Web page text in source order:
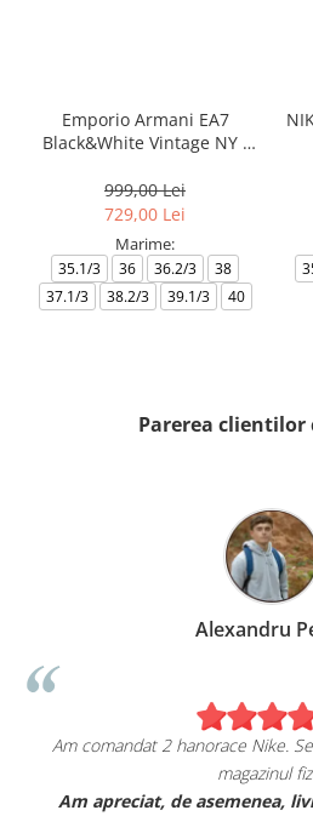
Emporio Armani EA7
Black&White Vintage NY -
999,00 Lei
729,00 Lei
Marime:
35.1/3 36 36.2/3
38
37.1/3
38.2/3 39.1/3 40
Parerea clientilor
Alexandru
Am comandat 2 hanorace Nike.
magazinul
Am apreciat, de asemenea,